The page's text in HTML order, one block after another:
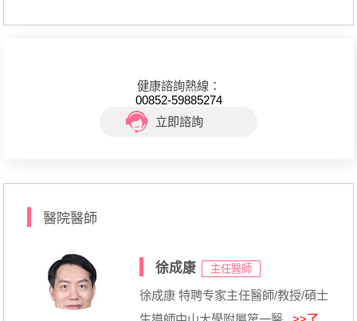
健康諮詢熱線：
00852-59885274
立即諮詢
醫院醫師
徐成康 主任醫師
徐成康 特聘专家主任醫師/教授/碩士